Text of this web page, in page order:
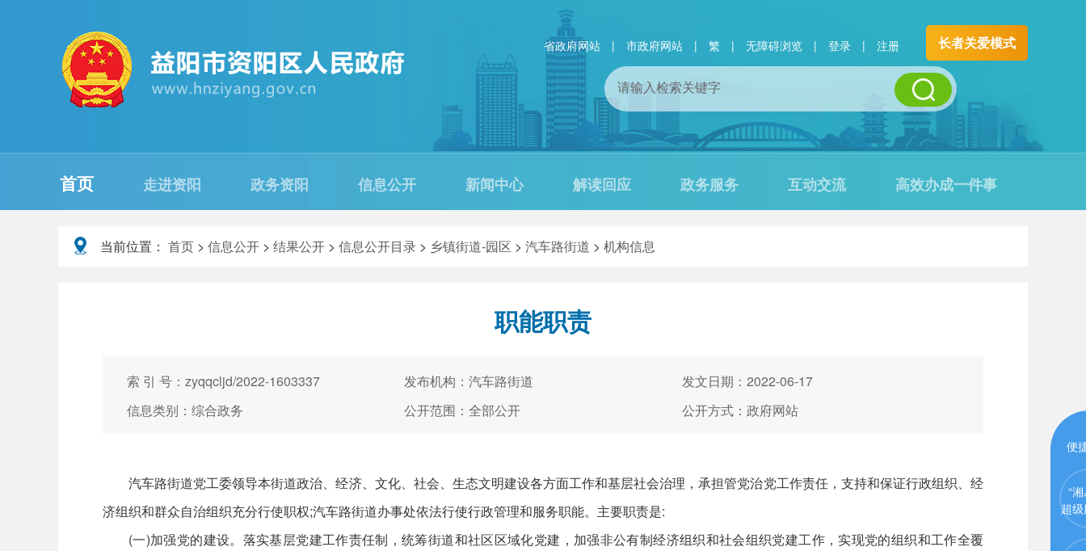
省政府网站 | 市政府网站 | 繁 | 无障碍浏览 | 登录 | 注册 长者关爱模式
首页 走进资阳 政务资阳 信息公开 新闻中心 解读回应 政务服务 互动交流 高效办成一件事
当前位置： 首页 > 信息公开 > 结果公开 > 信息公开目录 > 乡镇街道-园区 > 汽车路街道 > 机构信息
职能职责
索 引 号：zyqqcljd/2022-1603337 发布机构：汽车路街道
发文日期：2022-06-17
信息类别：综合政务
公开范围：全部公开 公开方式：政府网站
汽车路街道党工委领导本街道政治、经济、文化、社会、生态文明建设各方面工作和基层社会治理，承担管党治党工作责任，支持和保证行政组织、经
济组织和群众自治组织充分行使职权;汽车路街道办事处依法行使行政管理和服务职能。主要职责是:
(一)加强党的建设。落实基层党建工作责任制，统筹街道和社区区域化党建，加强非公有制经济组织和社会组织党建工作，实现党的组织和工作全覆
便
“
超